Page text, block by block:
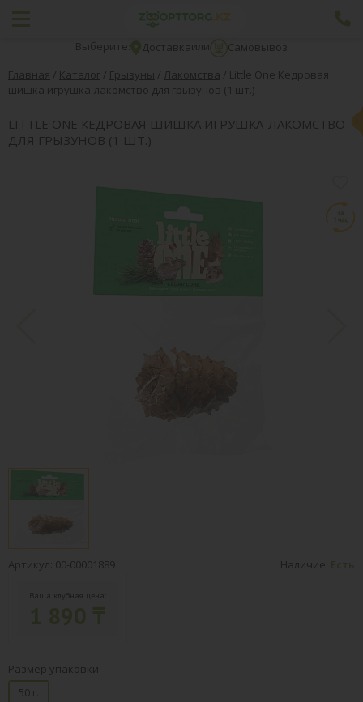
Выберите: Доставкаили
Самовывоз
Главная / Каталог / Грызуны / Лакомства / Little One Кедровая
шишка игрушка-лакомство для грызунов (1 шт.)
LITTLE ONE КЕДРОВАЯ ШИШКА ИГРУШКА-ЛАКОМСТВО
ДЛЯ ГРЫЗУНОВ (1 ШТ.)
Артикул: 00-00001889 Наличие: Есть
Ваша клубная цена:
Размер упаковки
50 г.